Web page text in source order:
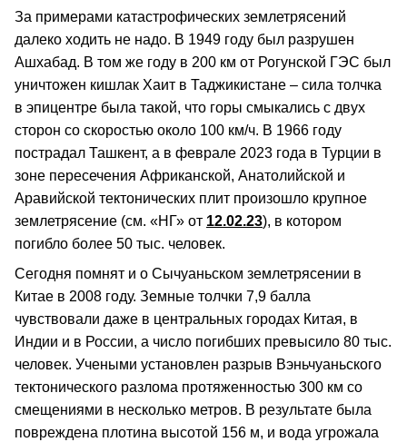
За примерами катастрофических землетрясений
далеко ходить не надо. В 1949 году был разрушен
Ашхабад. В том же году в 200 км от Рогунской ГЭС был
уничтожен кишлак Хаит в Таджикистане – сила толчка
в эпицентре была такой, что горы смыкались с двух
сторон со скоростью около 100 км/ч. В 1966 году
пострадал Ташкент, а в феврале 2023 года в Турции в
зоне пересечения Африканской, Анатолийской и
Аравийской тектонических плит произошло крупное
землетрясение (см. «НГ» от 12.02.23), в котором
погибло более 50 тыс. человек.
Сегодня помнят и о Сычуаньском землетрясении в
Китае в 2008 году. Земные толчки 7,9 балла
чувствовали даже в центральных городах Китая, в
Индии и в России, а число погибших превысило 80 тыс.
человек. Учеными установлен разрыв Вэньчуаньского
тектонического разлома протяженностью 300 км со
смещениями в несколько метров. В результате была
повреждена плотина высотой 156 м, и вода угрожала